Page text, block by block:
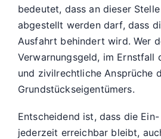
bedeutet, dass an dieser
abgestellt werden darf, dass
Ausfahrt behindert wird. Wer
Verwarnungsgeld, im Ernstfall
und zivilrechtliche Ansprüche
Grundstückseigentümers.
Entscheidend ist, dass die
jederzeit erreichbar bleibt,